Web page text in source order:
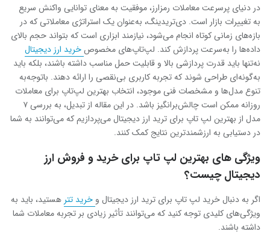
در دنیای پرسرعت معاملات رمزارز، موفقیت به معنای توانایی واکنش سریع
به تغییرات بازار است. دی‌تریدینگ، به‌عنوان یک استراتژی معاملاتی که در
بازه‌های زمانی کوتاه انجام می‌شود، نیازمند ابزاری است که بتواند حجم بالای
داده‌ها را به‌سرعت پردازش کند. لپ‌تاپ‌های مخصوصخرید ارز دیجیتال
نه‌تنها باید قدرت پردازشی بالا و قابلیت حمل مناسب داشته باشند، بلکه باید
به‌گونه‌ای طراحی شوند که تجربه کاربری بی‌نقصی را ارائه دهند. باتوجه‌به
تنوع مدل‌ها و مشخصات فنی موجود، انتخاب بهترین لپ‌تاپ برای معاملات
روزانه ممکن است چالش‌برانگیز باشد. در این مقاله از تبدیل، به بررسی ۷
مدل از بهترین لپ تاپ برای ترید ارز دیجیتال می‌پردازیم که می‌توانند به شما
در دستیابی به ارزشمندترین نتایج کمک کنند.
ویژگی های بهترین لپ تاپ برای خرید و فروش ارز
دیجیتال چیست؟
اگر به دنبال خرید لپ تاپ برای ترید ارز دیجیتال و خرید تتر هستید، باید به
ویژگی‌های کلیدی توجه کنید که می‌توانند تأثیر زیادی بر تجربه معاملات شما
داشته باشند.